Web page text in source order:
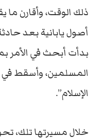
ذلك الوقت، وأقارن ما
أصول يابانية بعد
بدأت أبحث في الأمر
المسلمين، وأسقط
الإسلام”.
خلال مسيرتها تلك،